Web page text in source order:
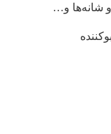
شانه‌ها و…